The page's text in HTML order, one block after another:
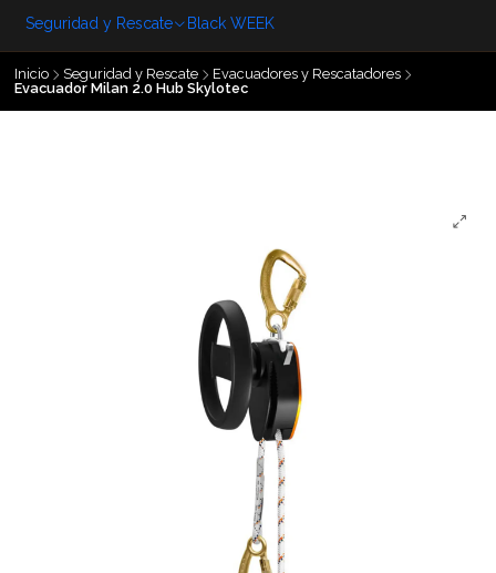
Seguridad y Rescate Black WEEK
Inicio Seguridad y Rescate
Evacuadores y Rescatadores
Evacuador Milan 2.0 Hub Skylotec